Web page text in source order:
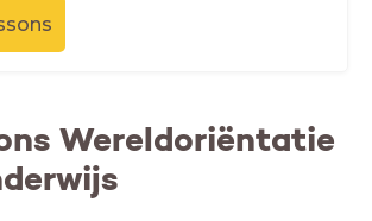
Wereldoriëntatie